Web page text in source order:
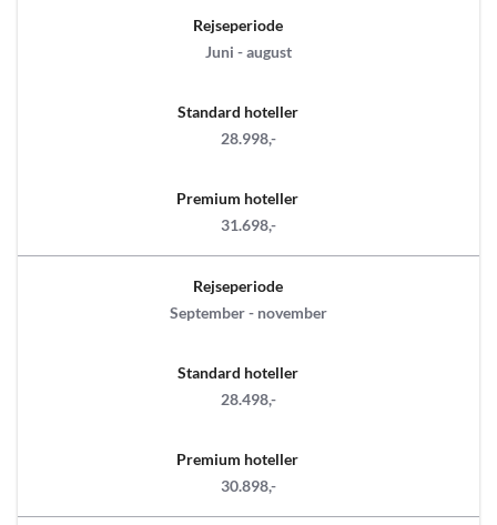
Rejseperiode
Juni - august
Standard hoteller
28.998,-
Premium hoteller
31.698,-
Rejseperiode
September - november
Standard hoteller
28.498,-
Premium hoteller
30.898,-